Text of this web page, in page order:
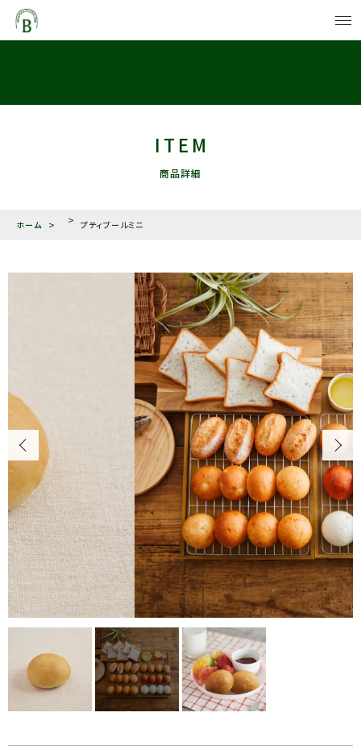
BIOSSA IN LIFE
CONTENTS
コンテンツ
PRIVACY
プライバシーポリシー
お問い合わせ
ITEM
商品詳細
ホーム プティブールミニ
カートに商品を追加しました
ショッピングを続ける
カートを確認する